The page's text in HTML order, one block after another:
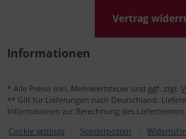
Vertrag
Informationen
* Alle Preise inkl. Mehrwertsteuer und ggf. zzgl.
** Gilt für Lieferungen nach Deutschland.
Informationen zur Berechnung des Liefertermins
Cookie settings
Sonderposten